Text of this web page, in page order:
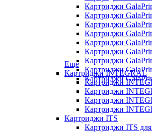
Картриджи
Картриджи
Картриджи
Картриджи
Картриджи
Картриджи
Картриджи
Картриджи
Картриджи
Еще
Картриджи INTEGRAL
Картриджи
Картриджи
Картриджи
Картриджи
Картриджи ITS
Картриджи ITS для